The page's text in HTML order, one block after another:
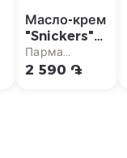
Масло-крем
"Snickers"
шоколадное
350г
Парма
супермаркет
2 590 ֏